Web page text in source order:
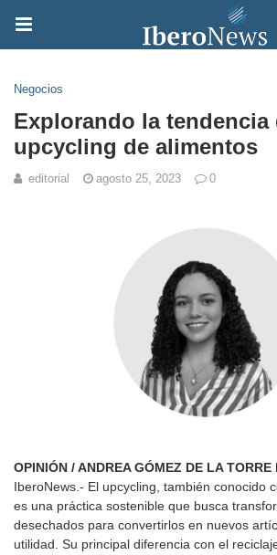
Negocios
Explorando la tendencia
upcycling de alimentos
editorial agosto 25, 2023 0
OPINIÓN / ANDREA GÓMEZ DE LA TORRE
IberoNews.- El upcycling, también conocido
es una práctica sostenible que busca
desechados para convertirlos en nuevos
utilidad. Su principal diferencia con el